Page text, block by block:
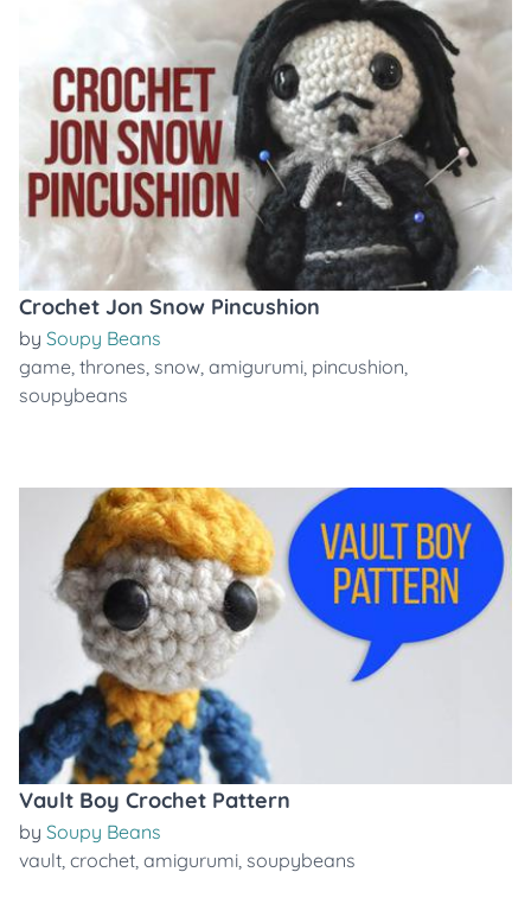
Crochet Jon Snow Pincushion
by Soupy Beans
game, thrones, snow, amigurumi, pincushion,
soupybeans
Vault Boy Crochet Pattern
by Soupy Beans
vault, crochet, amigurumi, soupybeans